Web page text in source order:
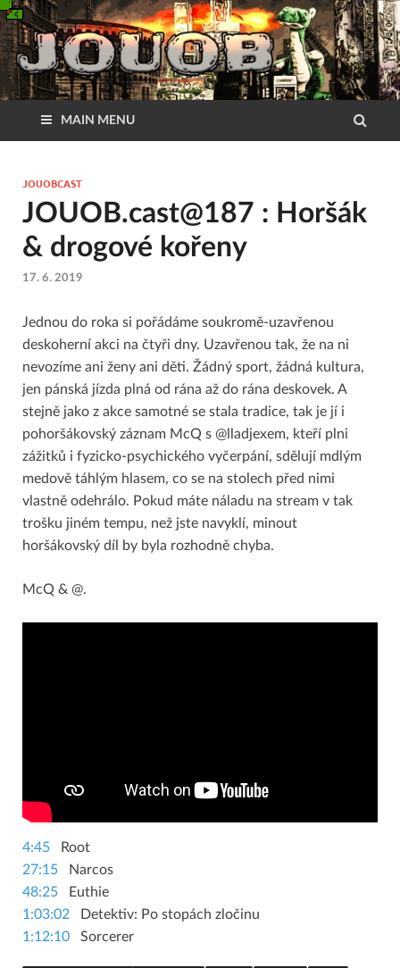
MAIN MENU
JOUOBCAST
JOUOB.cast@187 : Horšák
& drogové kořeny
17. 6. 2019
Jednou do roka si pořádáme soukromě-uzavřenou
deskoherní akci na čtyři dny. Uzavřenou tak, že na ni
nevozíme ani ženy ani děti. Žádný sport, žádná kultura,
jen pánská jízda plná od rána až do rána deskovek. A
stejně jako z akce samotné se stala tradice, tak je jí i
pohoršákovský záznam McQ s @lladjexem, kteří plni
zážitků i fyzicko-psychického vyčerpání, sdělují mdlým
medově táhlým hlasem, co se na stolech před nimi
vlastně odehrálo. Pokud máte náladu na stream v tak
trošku jiném tempu, než jste navyklí, minout
horšákovský díl by byla rozhodně chyba.
McQ & @.
4:45 Root
27:15 Narcos
48:25 Euthie
1:03:02 Detektiv: Po stopách zločinu
1:12:10 Sorcerer